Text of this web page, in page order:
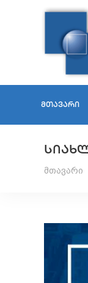
ᲛᲗᲐᲕᲐᲠᲘ
მთავარი